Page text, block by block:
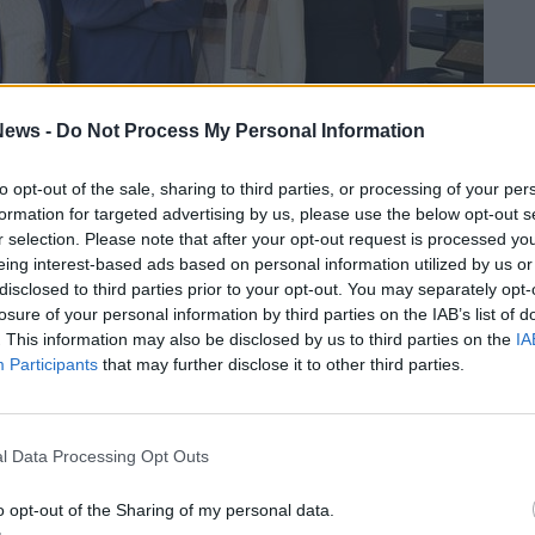
- Do Not Process My Personal Information
opt-out of the sale, sharing to third parties, or processing of your
for targeted advertising by us, please use the below opt-out
selection. Please note that after your opt-out request is processed
interest-based ads based on personal information utilized by us
to third parties prior to your opt-out. You may separately
of your personal information by third parties on the IAB’s list of
This information may also be disclosed by us to third parties on the
Participants that may further disclose it to other third parties.
Data Processing Opt Outs
opt-out of the Sharing of my personal data.
target alla scuola primaria dove non
all’attività motoria– ha aggiunto
della classi quinte che quest’anno
L’obiettivo è quello di far conoscere ai
di attività sportive e di farli lavorare
avuto una grandissima adesione
nel progetto che hanno messo a
230 ore
capire la grande generosità delle